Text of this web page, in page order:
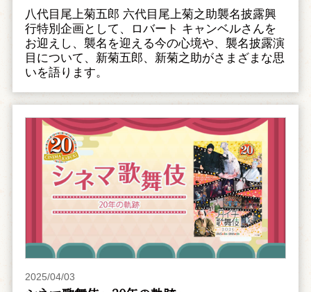
八代目尾上菊五郎 六代目尾上菊之助襲名披露興
行特別企画として、ロバート キャンベルさんを
お迎えし、襲名を迎える今の心境や、襲名披露演
目について、新菊五郎、新菊之助がさまざまな思
いを語ります。
2025/04/03